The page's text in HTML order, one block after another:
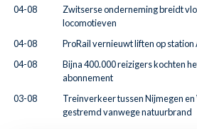
04-08
Zwitserse onderneming breidt
locomotieven
04-08
ProRail vernieuwt liften op
04-08
Bijna 400.000 reizigers kochten
abonnement
03-08
Treinverkeer tussen Nijmegen
gestremd vanwege natuurbrand